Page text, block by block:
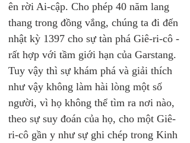
ên rời Ai-cập. Cho phép 40 năm lang
thang trong đồng vắng, chúng ta đi đến
nhật kỳ 1397 cho sự tàn phá Giê-ri-cô -
rất hợp với tầm giới hạn của Garstang.
Tuy vậy thì sự khám phá và giải thích
như vậy không làm hài lòng một số
người, vì họ không thể tìm ra nơi nào,
theo sự suy đoán của họ, cho một Giê-
ri-cô gần y như sự ghi chép trong Kinh